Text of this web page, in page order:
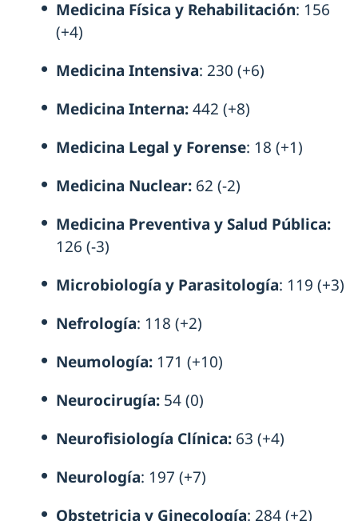
Medicina Física y Rehabilitación: 156
(+4)
Medicina Intensiva: 230 (+6)
Medicina Interna:442 (+8)
Medicina Legal y Forense: 18 (+1)
Medicina Nuclear: 62 (-2)
Medicina Preventiva y Salud Pública:
126 (-3)
Microbiología y Parasitología: 119 (+3)
Nefrología: 118 (+2)
Neumología: 171 (+10)
Neurocirugía: 54 (0)
Neurofisiología Clínica: 63 (+4)
Neurología: 197 (+7)
Obstetricia y Ginecología: 284 (+2)